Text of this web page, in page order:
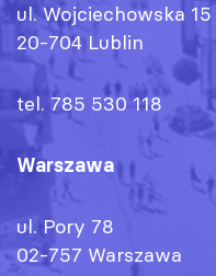
ul. Wojciechowska 15
20-704 Lublin
tel. 785 530 118
Warszawa
ul. Pory 78
02-757 Warszawa